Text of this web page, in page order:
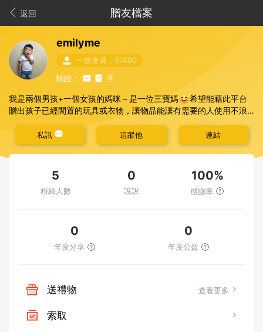
返回 贈友檔案
emilyme
一般會員：57490
驗證：
我是兩個男孩+一個女孩的媽咪～是一位三寶媽😊希望能藉此平台
贈出孩子已經閒置的玩具或衣物，讓物品能讓有需要的人使用不浪
足，偶爾也會替自己或家人索取二手物品，希望這世界的資源都能
有效運用，請多多指教
私訊 追蹤他 連結
5
粉絲人數
0
說說
100%
感謝率
0
年度分享
0
年度公益
送禮物 查看更多
索取